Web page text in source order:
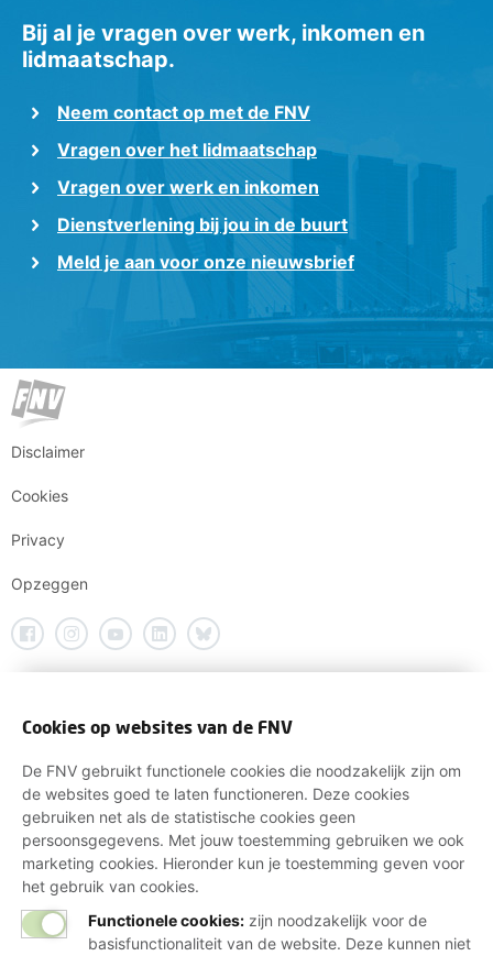
Bij al je vragen over werk, inkomen en
lidmaatschap.
Neem contact op met de FNV
Vragen over het lidmaatschap
Vragen over werk en inkomen
Dienstverlening bij jou in de buurt
Meld je aan voor onze nieuwsbrief
Disclaimer
Cookies
Privacy
Opzeggen
Cookies op websites van de FNV
De FNV gebruikt functionele cookies die noodzakelijk zijn om
de websites goed te laten functioneren. Deze cookies
gebruiken net als de statistische cookies geen
persoonsgegevens. Met jouw toestemming gebruiken we ook
marketing cookies. Hieronder kun je toestemming geven voor
het gebruik van cookies.
Functionele cookies: zijn noodzakelijk voor de
basisfunctionaliteit van de website. Deze kunnen niet